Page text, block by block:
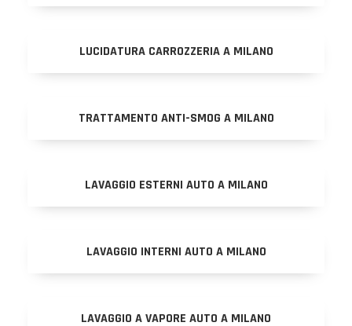
LUCIDATURA CARROZZERIA A MILANO
TRATTAMENTO ANTI-SMOG A MILANO
LAVAGGIO ESTERNI AUTO A MILANO
LAVAGGIO INTERNI AUTO A MILANO
LAVAGGIO A VAPORE AUTO A MILANO